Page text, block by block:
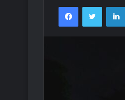
FacebookTwitter